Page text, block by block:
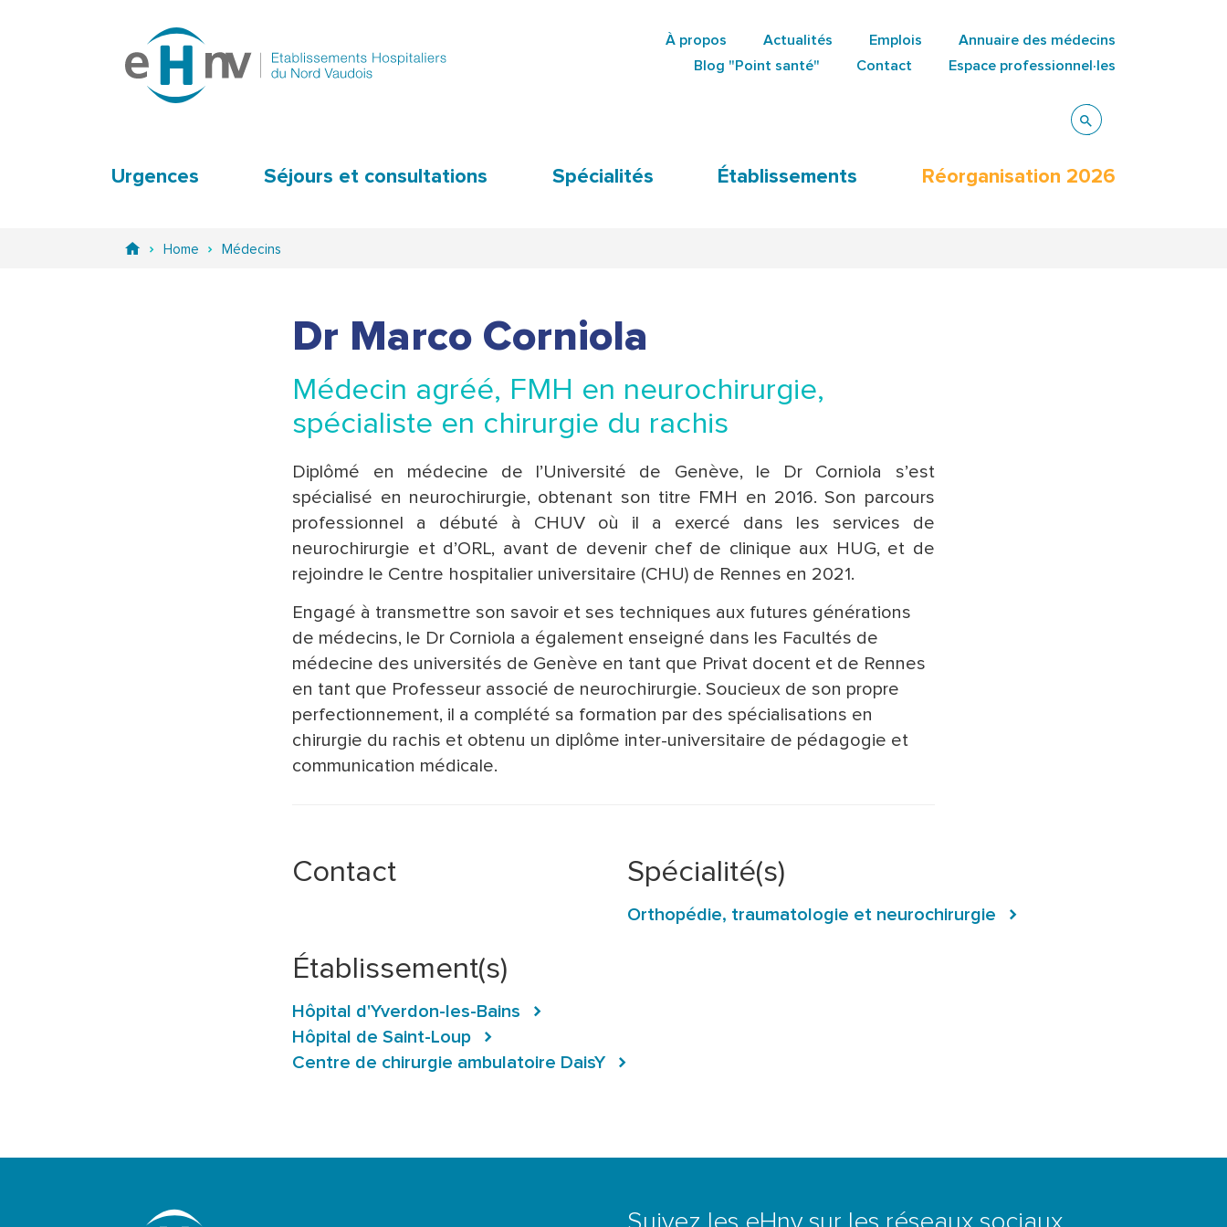
À propos Actualités Emplois
Annuaire des médecins
Blog "Point santé"
Contact Espace professionnel·les
Urgences Séjours et consultations Spécialités Établissements Réorganisation 2026
Home Médecins
Dr Marco Corniola
Médecin agréé, FMH en neurochirurgie,
spécialiste en chirurgie du rachis
Diplômé en médecine de l’Université de Genève, le Dr Corniola s’est
spécialisé en neurochirurgie, obtenant son titre FMH en 2016. Son parcours
professionnel a débuté à CHUV où il a exercé dans les services de
neurochirurgie et d’ORL, avant de devenir chef de clinique aux HUG, et de
rejoindre le Centre hospitalier universitaire (CHU) de Rennes en 2021.
Engagé à transmettre son savoir et ses techniques aux futures générations
de médecins, le Dr Corniola a également enseigné dans les Facultés de
médecine des universités de Genève en tant que Privat docent et de Rennes
en tant que Professeur associé de neurochirurgie. Soucieux de son propre
perfectionnement, il a complété sa formation par des spécialisations en
chirurgie du rachis et obtenu un diplôme inter-universitaire de pédagogie et
communication médicale.
Contact Spécialité(s)
Orthopédie, traumatologie et neurochirurgie
Établissement(s)
Hôpital d'Yverdon-les-Bains
Hôpital de Saint-Loup
Centre de chirurgie ambulatoire DaisY